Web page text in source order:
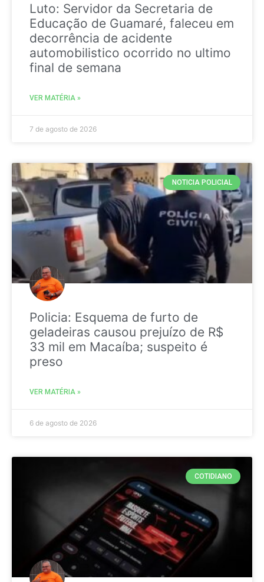
Luto: Servidor da Secretaria de
Educação de Guamaré, faleceu em
decorrência de acidente
automobilistico ocorrido no ultimo
final de semana
VER MATÉRIA »
7 de agosto de 2026
NOTICIA POLICIAL
Policia: Esquema de furto de
geladeiras causou prejuízo de R$
33 mil em Macaíba; suspeito é
preso
VER MATÉRIA »
6 de agosto de 2026
COTIDIANO